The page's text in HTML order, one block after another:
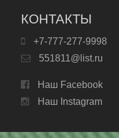
КОНТАКТЫ
+7-777-277-9998
551811@list.ru
Наш Facebook
Наш Instagram